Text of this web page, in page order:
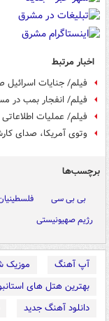
اخبار مرتبط
فیلم/ جنایات اسرائیل
فیلم/ انفجار بمب در
فیلم/ عملیات
وتوی آمریکا، صدای
برچسب‌ها
بی بی سی
رژیم صهیونیستی
آپ آهنگ موزیک
بهترین هتل های
دانلود آهنگ جدید